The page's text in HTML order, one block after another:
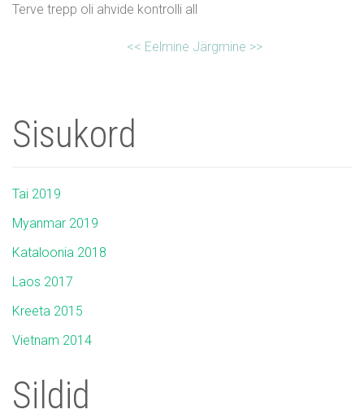
Terve trepp oli ahvide kontrolli all
<< Eelmine Järgmine >>
Sisukord
Tai 2019
Myanmar 2019
Kataloonia 2018
Laos 2017
Kreeta 2015
Vietnam 2014
Sildid